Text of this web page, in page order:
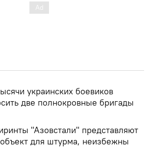
украинских боевиков
две полнокровные бригады
"Азовстали" представляют
для штурма, неизбежны